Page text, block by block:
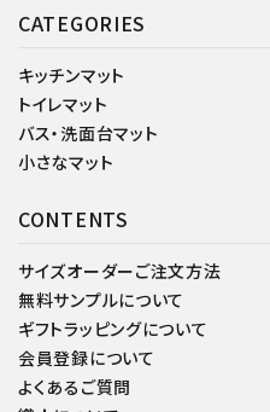
CATEGORIES
キッチンマット
トイレマット
バス・洗面台マット
小さなマット
CONTENTS
サイズオーダーご注文方法
無料サンプルについて
ギフトラッピングについて
会員登録について
よくあるご質問